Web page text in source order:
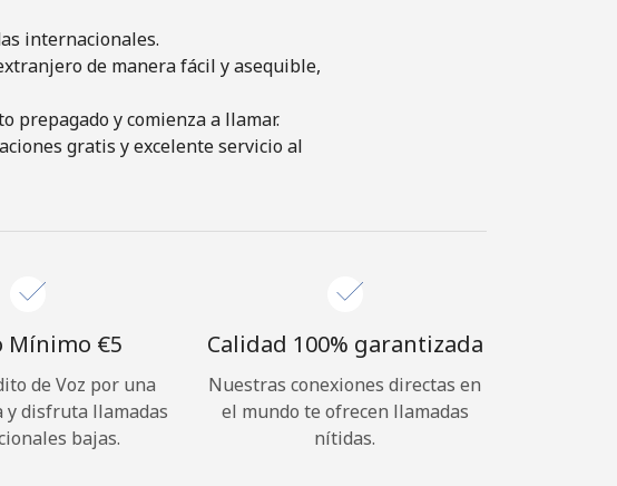
→
internacionales.
de manera fácil y asequible,
prepagado y comienza a llamar.
gratis y excelente servicio al
Mínimo ⁦€5⁩
de Voz por una
y disfruta llamadas
bajas.
Calidad 100% garantizada
Nuestras conexiones directas en
el mundo te ofrecen llamadas
nítidas.